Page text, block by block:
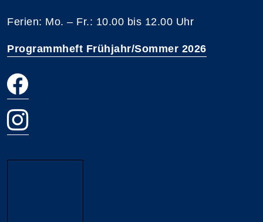
Ferien: Mo. – Fr.: 10.00 bis 12.00 Uhr
Programmheft Frühjahr/Sommer 2026